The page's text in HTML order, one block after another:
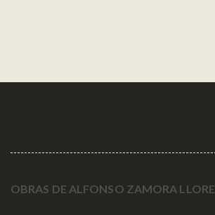
OBRAS DE ALFONSO ZAMORA